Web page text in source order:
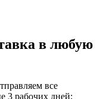
в любую
все
3 рабочих дней;